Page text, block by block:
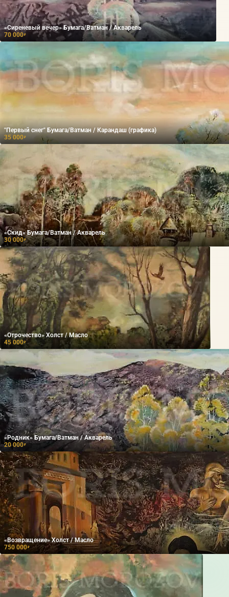
«Сиреневый вечер» Бумага/Ватман / Акварель
70 000₽
"Первый снег" Бумага/Ватман / Карандаш (графика)
35 000₽
«Скид» Бумага/Ватман / Акварель
30 000₽
«Отрочество» Холст / Масло
45 000₽
«Родник» Бумага/Ватман / Акварель
20 000₽
«Возвращение» Холст / Масло
750 000₽